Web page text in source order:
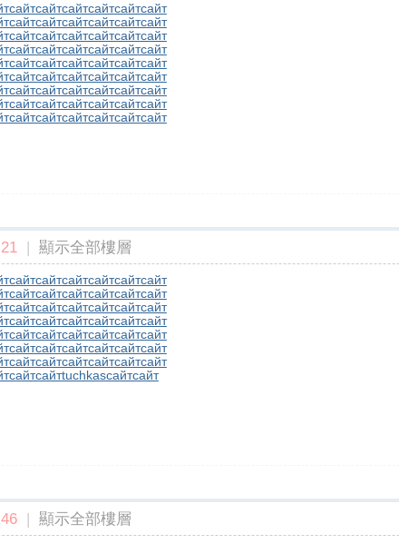
сайтсайтсайтсайтсайтсайт
сайтсайтсайтсайтсайтсайт
сайтсайтсайтсайтсайтсайт
сайтсайтсайтсайтсайтсайт
сайтсайтсайтсайтсайтсайт
сайтсайтсайтсайтсайтсайт
сайтсайтсайтсайтсайтсайт
сайтсайтсайтсайтсайтсайт
сайтсайтсайтсайтсайтсайт
| 顯示全部樓層
сайтсайтсайтсайтсайтсайт
сайтсайтсайтсайтсайтсайт
сайтсайтсайтсайтсайтсайт
сайтсайтсайтсайтсайтсайт
сайтсайтсайтсайтсайтсайт
сайтсайтсайтсайтсайтсайт
сайтсайтсайтсайтсайтсайт
сайтсайтtuchkasсайтсайт
| 顯示全部樓層